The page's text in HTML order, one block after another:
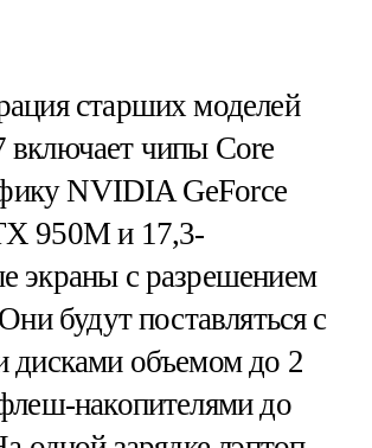
старших моделей
чипы Core
NVIDIA GeForce
950M и 17,3-
экраны с разрешением
будут поставляться с
дисками объемом до 2
накопителями до